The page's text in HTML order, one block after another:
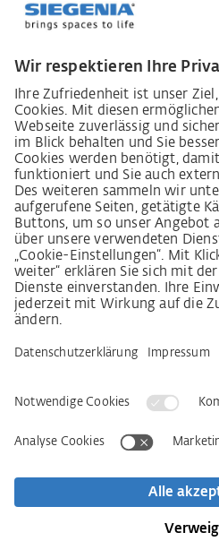
Закон про обов'язки щодо
ланцюгах постачання
Кодекс поведінки
Інформаційний лист для
Закону про належну
постачання (LkSG)
Декларація про принципи
людини
Процедура подання та
до Закону про належну
постачання
Довідкові дані
Заява щодо доступності
Контактна інформація